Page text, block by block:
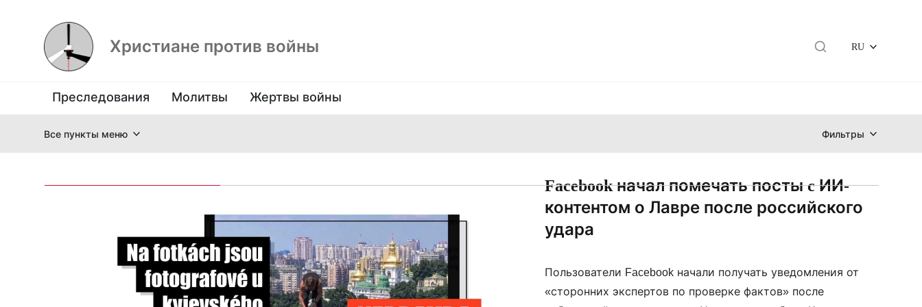
Христиане против войны RU
Преследования Молитвы Жертвы войны
Все пункты меню Фильтры
Facebook начал помечать посты c ИИ-
контентом о Лавре после российского
удара
Пользователи Facebook начали получать уведомления от
«сторонних экспертов по проверке фактов» после